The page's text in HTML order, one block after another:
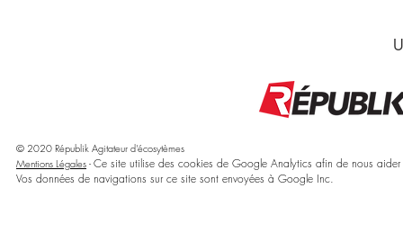
© 2020 Républik Agitateur d'écosytèmes
Mentions Légales - Ce site utilise des cookies de Google Analytics afin de nous
Vos données de navigations sur ce site sont envoyées à Google Inc.